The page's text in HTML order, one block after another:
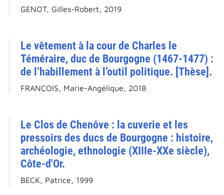
GENOT, Gilles-Robert, 2019
Le vêtement à la cour de Charles le
Téméraire, duc de Bourgogne (1467-1477) :
de l’habillement à l’outil politique. [Thèse].
FRANÇOIS, Marie-Angélique, 2018
Le Clos de Chenôve : la cuverie et les
pressoirs des ducs de Bourgogne : histoire,
archéologie, ethnologie (XIIIe-XXe siècle),
Côte-d'Or.
BECK, Patrice, 1999